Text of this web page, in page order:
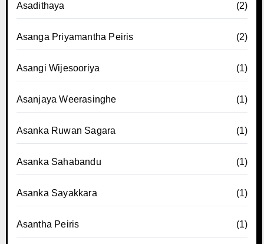
Asadithaya (2)
Asanga Priyamantha Peiris (2)
Asangi Wijesooriya (1)
Asanjaya Weerasinghe (1)
Asanka Ruwan Sagara (1)
Asanka Sahabandu (1)
Asanka Sayakkara (1)
Asantha Peiris (1)